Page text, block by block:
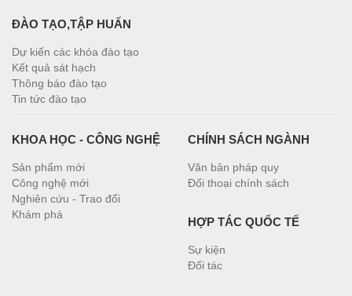
ĐÀO TẠO,TẬP HUẤN
Dự kiến các khóa đào tạo
Kết quả sát hạch
Thông báo đào tạo
Tin tức đào tạo
KHOA HỌC - CÔNG NGHỆ
Sản phẩm mới
Công nghệ mới
Nghiên cứu - Trao đổi
Khám phá
CHÍNH SÁCH NGÀNH
Văn bản pháp quy
Đối thoại chính sách
HỢP TÁC QUỐC TẾ
Sự kiện
Đối tác